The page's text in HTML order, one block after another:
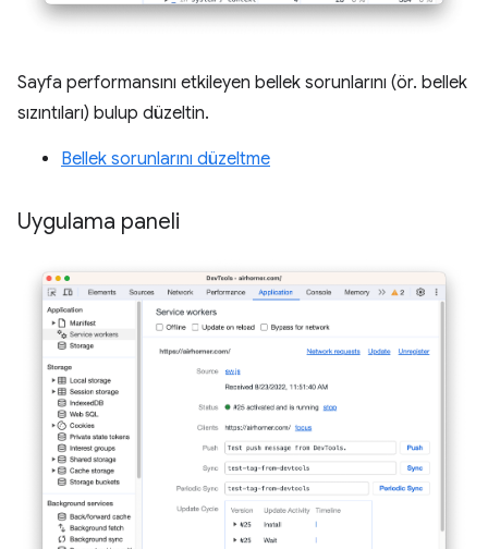
Sayfa performansını etkileyen bellek sorunlarını (ör. bellek
sızıntıları) bulup düzeltin.
Bellek sorunlarını düzeltme
Uygulama paneli